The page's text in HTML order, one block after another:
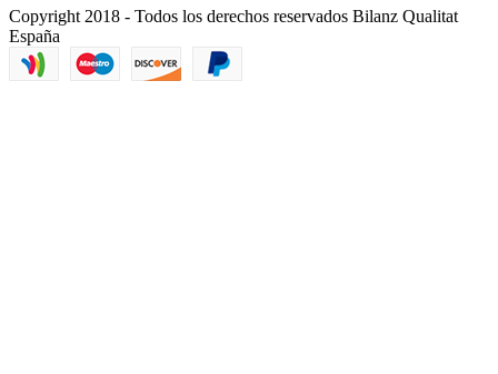
Copyright 2018 - Todos los derechos reservados Bilanz Qualitat
España